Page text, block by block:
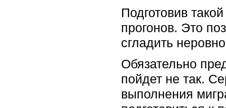
Подготовив
прогонов. Это
сгладить
Обязательно
пойдет не так.
выполнения